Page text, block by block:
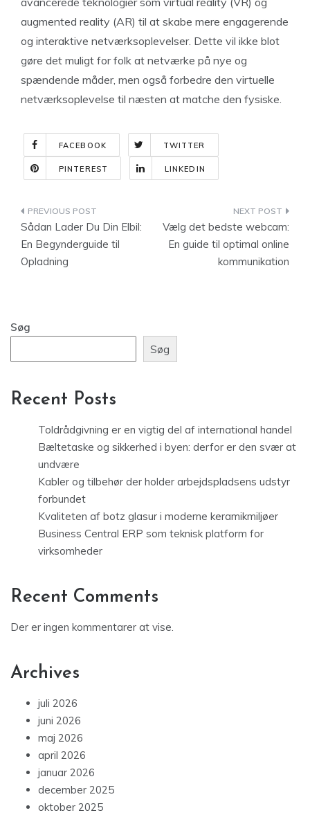
augmented reality (AR) til at skabe mere engagerende
og interaktive netværksoplevelser. Dette vil ikke blot
gøre det muligt for folk at netværke på nye og
spændende måder, men også forbedre den virtuelle
netværksoplevelse til næsten at matche den fysiske.
FACEBOOK TWITTER
PINTEREST LINKEDIN
Indlægsnavigation
Sådan Lader Du Din Elbil:
En Begynderguide til
Opladning
Vælg det bedste webcam:
En guide til optimal online
kommunikation
Søg
Søg
Recent Posts
Toldrådgivning er en vigtig del af international handel
Bæltetaske og sikkerhed i byen: derfor er den svær at
undvære
Kabler og tilbehør der holder arbejdspladsens udstyr
forbundet
Kvaliteten af botz glasur i moderne keramikmiljøer
Business Central ERP som teknisk platform for
virksomheder
Recent Comments
Der er ingen kommentarer at vise.
Archives
juli 2026
juni 2026
maj 2026
april 2026
januar 2026
december 2025
oktober 2025